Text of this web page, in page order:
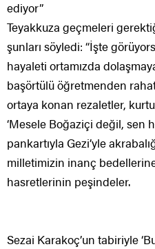
ediyor”
Teyakkuza geçmeleri
şunları söyledi: “İşte
hayaleti ortamızda
başörtülü öğretmenden
ortaya konan rezaletler,
‘Mesele Boğaziçi değil, sen
pankartıyla Gezi’yle
milletimizin inanç
hasretlerinin peşindeler.
Sezai Karakoç’un tabiriyle